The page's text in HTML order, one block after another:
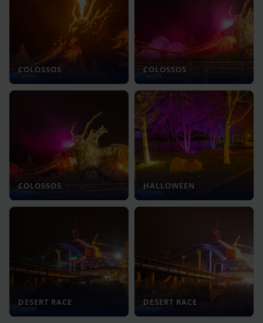
COLOSSOS COLOSSOS
COLOSSOS HALLOWEEN
DESERT RACE DESERT RACE